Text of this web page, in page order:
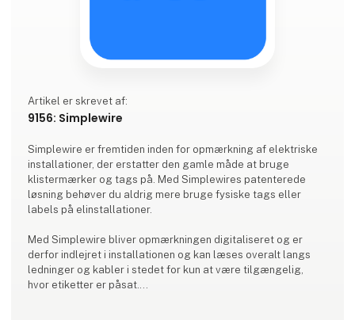
Artikel er skrevet af:
9156: Simplewire
Simplewire er fremtiden inden for opmærkning af elektriske
installationer, der erstatter den gamle måde at bruge
klistermærker og tags på. Med Simplewires patenterede
løsning behøver du aldrig mere bruge fysiske tags eller
labels på elinstallationer.
Med Simplewire bliver opmærkningen digitaliseret og er
derfor indlejret i installationen og kan læses overalt langs
ledninger og kabler i stedet for kun at være tilgængelig,
hvor etiketter er påsat.